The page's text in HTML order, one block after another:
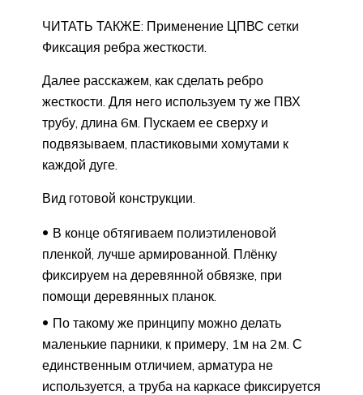
ЧИТАТЬ ТАКЖЕ: Применение ЦПВС сетки
Фиксация ребра жесткости.
Далее расскажем, как сделать ребро
жесткости. Для него используем ту же ПВХ
трубу, длина 6м. Пускаем ее сверху и
подвязываем, пластиковыми хомутами к
каждой дуге.
Вид готовой конструкции.
В конце обтягиваем полиэтиленовой
пленкой, лучше армированной. Плёнку
фиксируем на деревянной обвязке, при
помощи деревянных планок.
По такому же принципу можно делать
маленькие парники, к примеру, 1м на 2м. С
единственным отличием, арматура не
используется, а труба на каркасе фиксируется